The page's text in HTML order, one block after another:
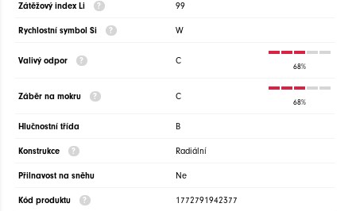
Zátěžový index Li 99
Rychlostní symbol Si W
Valivý odpor C
68%
Záběr na mokru C
68%
Hlučnostní třída B
Konstrukce Radiální
Přilnavost na sněhu Ne
Kód produktu 1772791942377